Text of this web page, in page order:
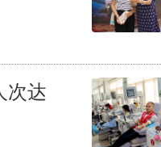
次达